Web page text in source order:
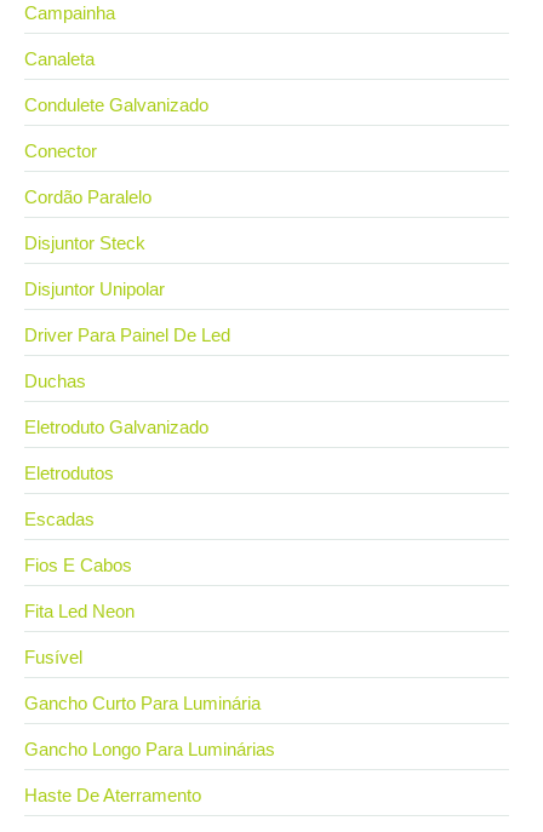
Campainha
Canaleta
Condulete Galvanizado
Conector
Cordão Paralelo
Disjuntor Steck
Disjuntor Unipolar
Driver Para Painel De Led
Duchas
Eletroduto Galvanizado
Eletrodutos
Escadas
Fios E Cabos
Fita Led Neon
Fusível
Gancho Curto Para Luminária
Gancho Longo Para Luminárias
Haste De Aterramento